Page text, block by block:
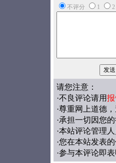
不评分 1 2
请您注意：
·不良评论请用
·尊重网上道德
·承担一切因您
·本站评论管理
·您在本站发表
·参与本评论即